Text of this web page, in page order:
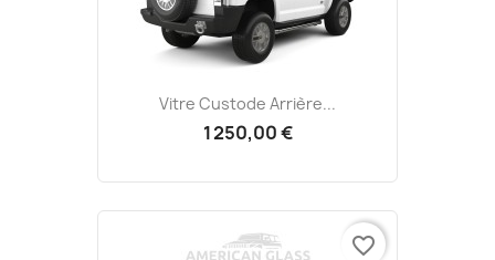
Vitre Custode Arrière...
1 250,00 €
favorite_border